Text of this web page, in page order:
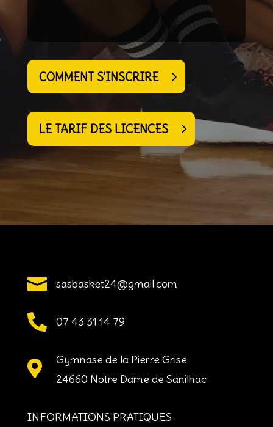
COMMENT S'INSCRIRE
LE TARIF DES LICENCES
 sasbasket24@gmail.com
 07 43 31 14 79

Gymnase de la Pierre Grise
24660 Notre Dame de Sanilhac
INFORMATIONS PRATIQUES